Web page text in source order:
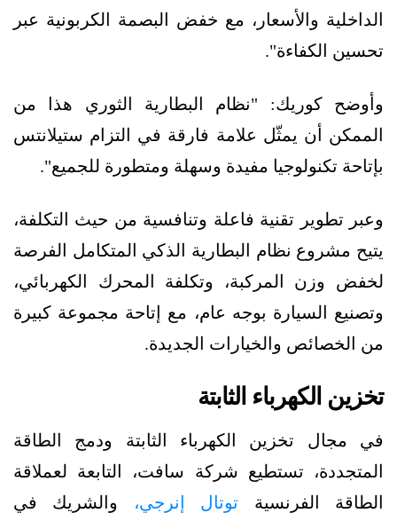
الداخلية والأسعار، مع خفض البصمة الكربونية عبر
تحسين الكفاءة".
وأوضح كوريك: "نظام البطارية الثوري هذا من
الممكن أن يمثّل علامة فارقة في التزام ستيلانتس
بإتاحة تكنولوجيا مفيدة وسهلة ومتطورة للجميع".
وعبر تطوير تقنية فاعلة وتنافسية من حيث التكلفة،
يتيح مشروع نظام البطارية الذكي المتكامل الفرصة
لخفض وزن المركبة، وتكلفة المحرك الكهربائي،
وتصنيع السيارة بوجه عام، مع إتاحة مجموعة كبيرة
من الخصائص والخيارات الجديدة.
تخزين الكهرباء الثابتة
في مجال تخزين الكهرباء الثابتة ودمج الطاقة
المتجددة، تستطيع شركة سافت، التابعة لعملاقة
الطاقة الفرنسية توتال إنرجي، والشريك في